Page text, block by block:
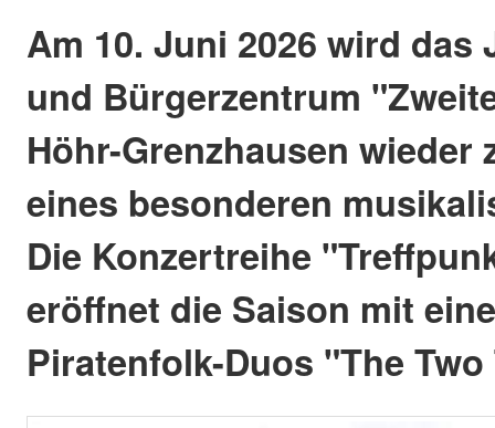
Am 10. Juni 2026 wird das
und Bürgerzentrum
Höhr-Grenzhausen wieder
eines besonderen
Die Konzertreihe
eröffnet die Saison mit
Piratenfolk-Duos "The